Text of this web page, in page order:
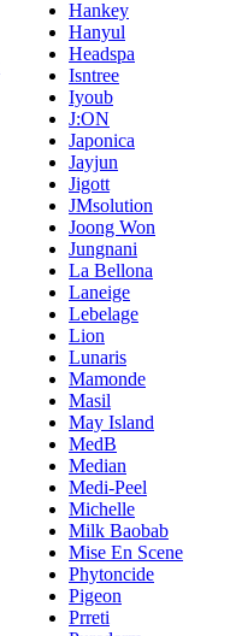
Hankey
Hanyul
Headspa
Isntree
Iyoub
J:ON
Japonica
Jayjun
Jigott
JMsolution
Joong Won
Jungnani
La Bellona
Laneige
Lebelage
Lion
Lunaris
Mamonde
Masil
May Island
MedB
Median
Medi-Peel
Michelle
Milk Baobab
Mise En Scene
Phytoncide
Pigeon
Prreti